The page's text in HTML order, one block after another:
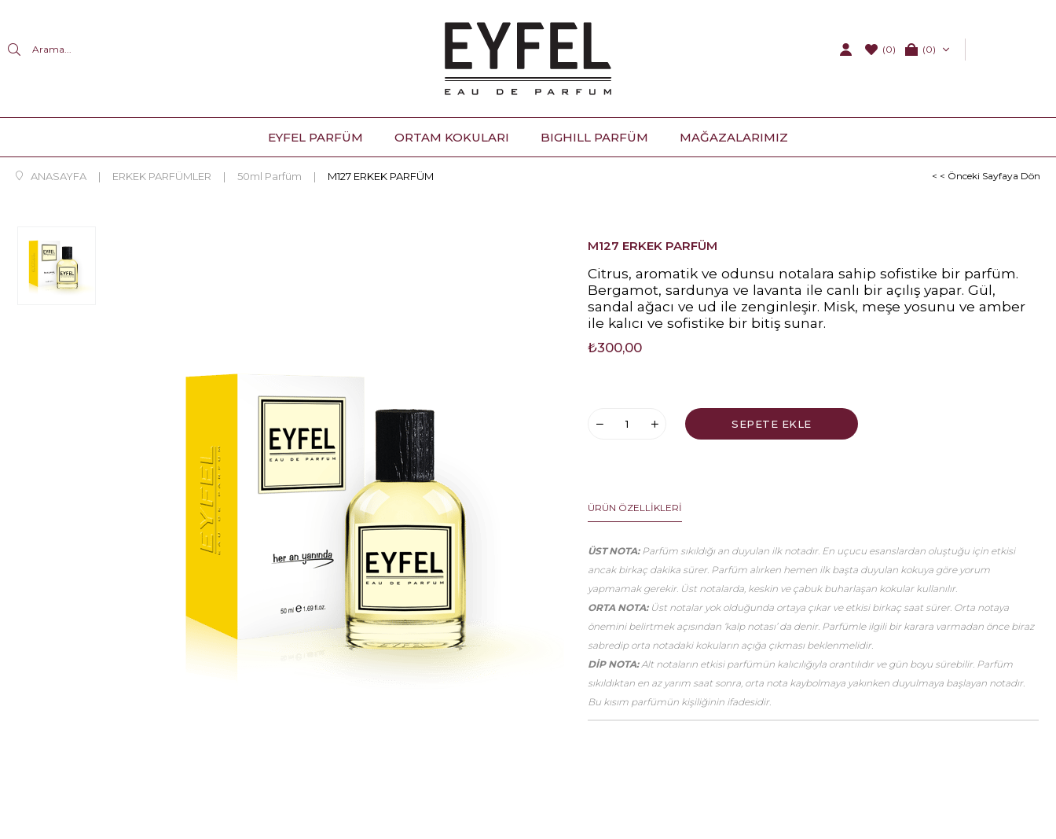
Arama... (0) 0
EYFEL PARFÜM ORTAM KOKULARI BIGHILL PARFÜM MAĞAZALARIMIZ
ANASAYFA ERKEK PARFÜMLER 50ml Parfüm M127 ERKEK PARFÜM < < Önceki Sayfaya Dön
M127 ERKEK PARFÜM
Citrus, aromatik ve odunsu notalara sahip sofistike bir parfüm.
Bergamot, sardunya ve lavanta ile canlı bir açılış yapar. Gül,
sandal ağacı ve ud ile zenginleşir. Misk, meşe yosunu ve amber
ile kalıcı ve sofistike bir bitiş sunar.
₺300,00
ÜRÜN ÖZELLIKLERI
ÜST NOTA:Parfüm sıkıldığı an duyulan ilk notadır. En uçucu esanslardan oluştuğu için etkisi
ancak birkaç dakika sürer. Parfüm alırken hemen ilk başta duyulan kokuya göre yorum
yapmamak gerekir. Üst notalarda, keskin ve çabuk buharlaşan kokular kullanılır.
ORTA NOTA: Üst notalar yok olduğunda ortaya çıkar ve etkisi birkaç saat sürer. Orta notaya
önemini belirtmek açısından ‘kalp notası’ da denir. Parfümle ilgili bir karara varmadan önce biraz
sabredip orta notadaki kokuların açığa çıkması beklenmelidir.
DİP NOTA:Alt notaların etkisi parfümün kalıcılığıyla orantılıdır ve gün boyu sürebilir. Parfüm
sıkıldıktan en az yarım saat sonra, orta nota kaybolmaya yakınken duyulmaya başlayan notadır.
Bu kısım parfümün kişiliğinin ifadesidir.